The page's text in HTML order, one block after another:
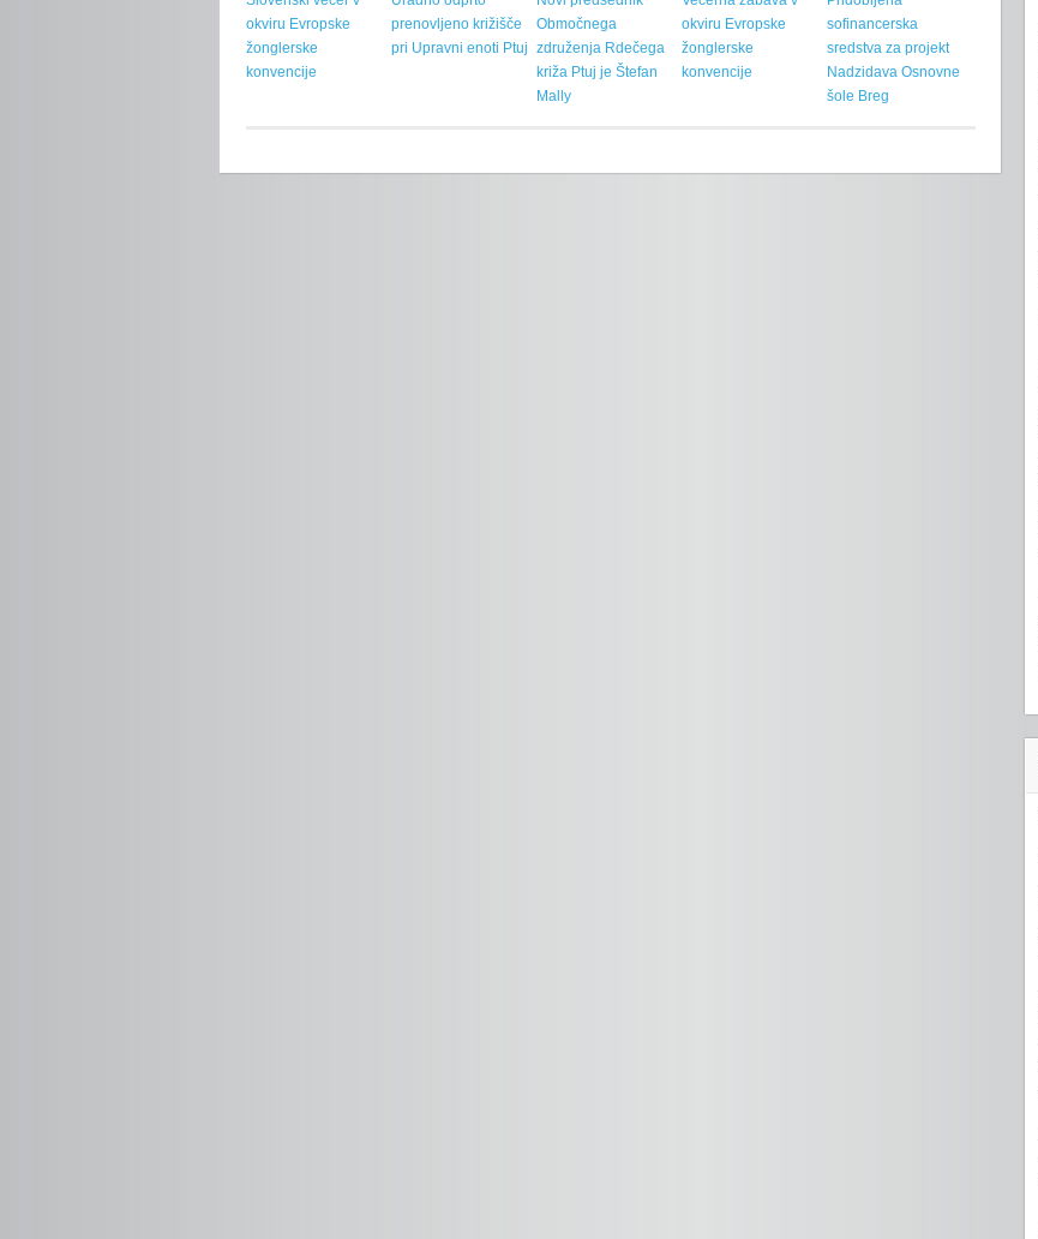
okviru Evropske
žonglerske
konvencije
prenovljeno križišče
pri Upravni enoti Ptuj
Območnega
združenja Rdečega
križa Ptuj je Štefan
Mally
okviru Evropske
žonglerske
konvencije
sofinancerska
sredstva za projekt
Nadzidava Osnovne
šole Breg